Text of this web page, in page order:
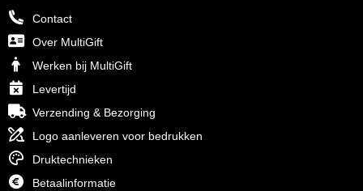
Contact
Over MultiGift
Werken bij MultiGift
Levertijd
Verzending & Bezorging
Logo aanleveren voor bedrukken
Druktechnieken
Betaalinformatie